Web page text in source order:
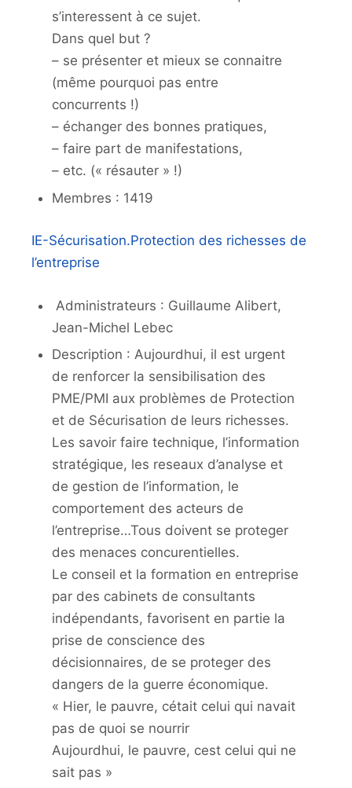
s’interessent à ce sujet.
Dans quel but ?
– se présenter et mieux se connaitre
(même pourquoi pas entre
concurrents !)
– échanger des bonnes pratiques,
– faire part de manifestations,
– etc. (« résauter » !)
Membres : 1419
IE-Sécurisation.Protection des richesses de
l’entreprise
Administrateurs : Guillaume Alibert,
Jean-Michel Lebec
Description : Aujourdhui, il est urgent
de renforcer la sensibilisation des
PME/PMI aux problèmes de Protection
et de Sécurisation de leurs richesses.
Les savoir faire technique, l’information
stratégique, les reseaux d’analyse et
de gestion de l’information, le
comportement des acteurs de
l’entreprise…Tous doivent se proteger
des menaces concurentielles.
Le conseil et la formation en entreprise
par des cabinets de consultants
indépendants, favorisent en partie la
prise de conscience des
décisionnaires, de se proteger des
dangers de la guerre économique.
« Hier, le pauvre, cétait celui qui navait
pas de quoi se nourrir
Aujourdhui, le pauvre, cest celui qui ne
sait pas »